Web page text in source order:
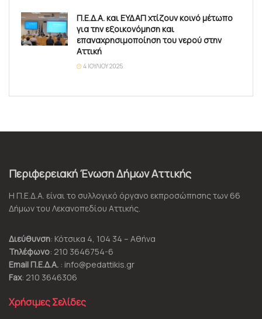
Π.Ε.Δ.Α. και ΕΥΔΑΠ χτίζουν κοινό μέτωπο
για την εξοικονόμηση και
επαναχρησιμοποίηση του νερού στην
Αττική
4 ΙΟΥΛΊΟΥ 2025
Περιφερειακή Ένωση Δήμων Αττικής
Η Π.Ε.Δ.Α. είναι το συλλογικό όργανο εκπροσώπησης των 66
Δήμων του Λεκανοπεδίου Αττικής.
Διεύθυνση: Κότσικα 4, 104 34 – Αθήνα
Τηλέφωνο: 210 3646754-6
Email Π.Ε.Δ.Α. : info@pedattikis.gr
Fax: 210 3646306
Χρήσιμες Σελίδες